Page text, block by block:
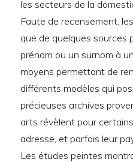
les secteurs de la
Faute de recensement,
que de quelques sources
prénom ou un surnom à
moyens permettant de
différents modèles qui
précieuses archives
arts révèlent pour
adresse, et parfois leur
Les études peintes